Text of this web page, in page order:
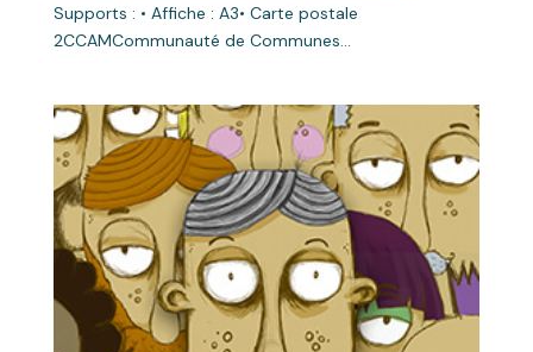
Supports : • Affiche : A3• Carte postale
2CCAMCommunauté de Communes...